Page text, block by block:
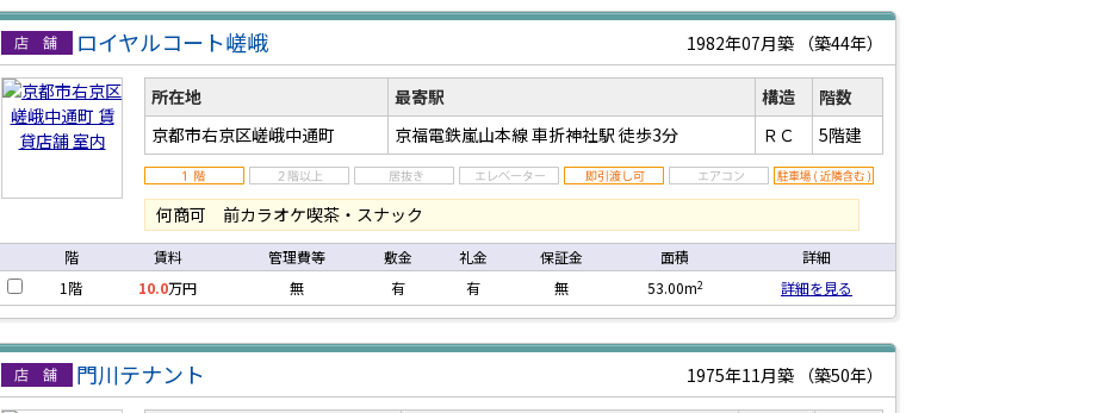
賃貸店舗
ロイヤルコート嵯峨 1982年07月築 （築44年）
所在地 最寄駅 構造
階数
京都市右京区嵯峨中通町
京福電鉄嵐山本線 車折神社駅 徒歩3分 ＲＣ 5階建
何商可 前カラオケ喫茶・スナック
階 賃料 管理費等 敷金 礼金 保証金 面積
詳細
1階
10.0万円 無 有 有 無 53.00m2 詳細を見る
賃貸店舗
門川テナント 1975年11月築 （築50年）